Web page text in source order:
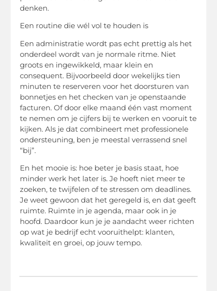
denken.
Een routine die wél vol te houden is
Een administratie wordt pas echt prettig als het
onderdeel wordt van je normale ritme. Niet
groots en ingewikkeld, maar klein en
consequent. Bijvoorbeeld door wekelijks tien
minuten te reserveren voor het doorsturen van
bonnetjes en het checken van je openstaande
facturen. Of door elke maand één vast moment
te nemen om je cijfers bij te werken en vooruit te
kijken. Als je dat combineert met professionele
ondersteuning, ben je meestal verrassend snel
“bij”.
En het mooie is: hoe beter je basis staat, hoe
minder werk het later is. Je hoeft niet meer te
zoeken, te twijfelen of te stressen om deadlines.
Je weet gewoon dat het geregeld is, en dat geeft
ruimte. Ruimte in je agenda, maar ook in je
hoofd. Daardoor kun je je aandacht weer richten
op wat je bedrijf echt vooruithelpt: klanten,
kwaliteit en groei, op jouw tempo.